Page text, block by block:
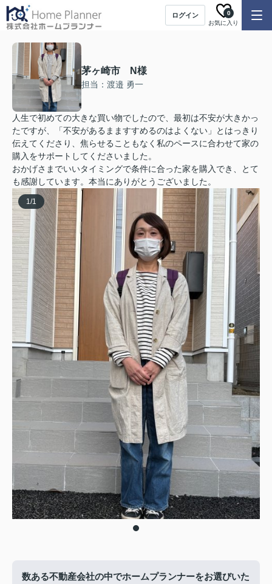
ログイン
お気に入り
0
茅ヶ崎市 N様
担当：渡邉 勇一
人生で初めての大きな買い物でしたので、最初は不安が大きかっ
たですが、「不安があるまますすめるのはよくない」とはっきり
伝えてくださり、焦らせることもなく私のペースに合わせて家の
購入をサポートしてくださいました。
おかげさまでいいタイミングで条件に合った家を購入でき、とて
も感謝しています。本当にありがとうございました。
1/1
数ある不動産会社の中でホームプランナーをお選びいた